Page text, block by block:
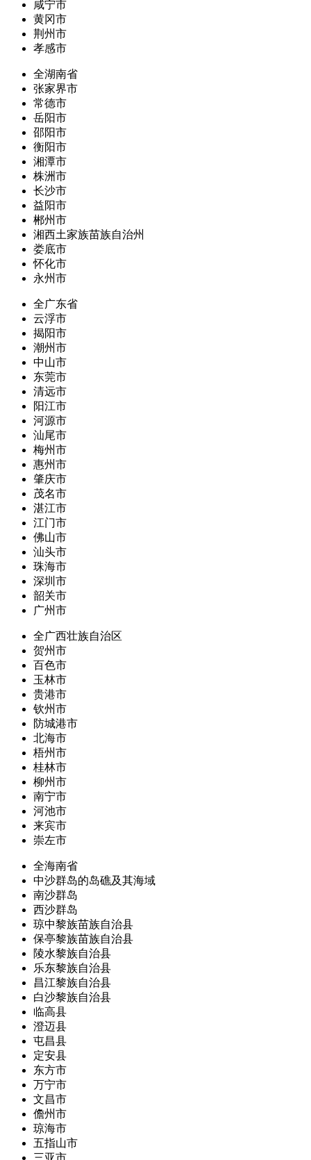
咸宁市
黄冈市
荆州市
孝感市
全湖南省
张家界市
常德市
岳阳市
邵阳市
衡阳市
湘潭市
株洲市
长沙市
益阳市
郴州市
湘西土家族苗族自治州
娄底市
怀化市
永州市
全广东省
云浮市
揭阳市
潮州市
中山市
东莞市
清远市
阳江市
河源市
汕尾市
梅州市
惠州市
肇庆市
茂名市
湛江市
江门市
佛山市
汕头市
珠海市
深圳市
韶关市
广州市
全广西壮族自治区
贺州市
百色市
玉林市
贵港市
钦州市
防城港市
北海市
梧州市
桂林市
柳州市
南宁市
河池市
来宾市
崇左市
全海南省
中沙群岛的岛礁及其海域
南沙群岛
西沙群岛
琼中黎族苗族自治县
保亭黎族苗族自治县
陵水黎族自治县
乐东黎族自治县
昌江黎族自治县
白沙黎族自治县
临高县
澄迈县
屯昌县
定安县
东方市
万宁市
文昌市
儋州市
琼海市
五指山市
三亚市